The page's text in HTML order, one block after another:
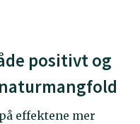
positivt og
effektene mer